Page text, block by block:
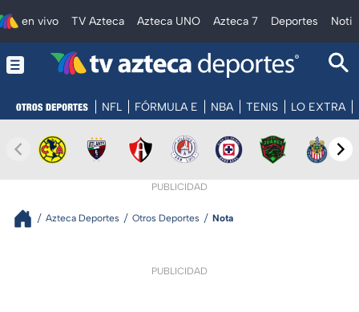
en vivo TV Azteca Azteca UNO Azteca 7 Deportes
NFL FÓRMULA E NBA TENIS LO EXTRA
PUBLICIDAD
Azteca Deportes Otros Deportes Nota
PUBLICIDAD